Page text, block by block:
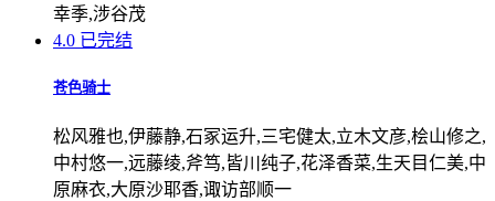
幸季,涉谷茂
4.0 已完结
苍色骑士
松风雅也,伊藤静,石冢运升,三宅健太,立木文彦,桧山修之,
中村悠一,远藤绫,斧笃,皆川纯子,花泽香菜,生天目仁美,中
原麻衣,大原沙耶香,诹访部顺一